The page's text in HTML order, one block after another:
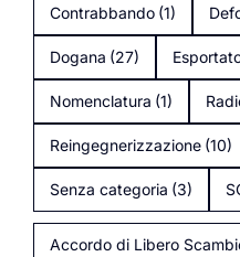
Contrabbando (1)
Dogana (27)
Nomenclatura (1)
Reingegnerizzazione (10)
Senza categoria (3)
Accordo di Libero